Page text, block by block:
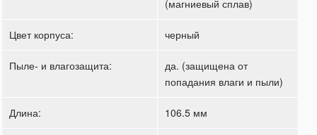
(магниевый сплав)
Цвет корпуса: черный
Пыле- и влагозащита:
да. (защищена от
попадания влаги и пыли)
Длина: 106.5 мм